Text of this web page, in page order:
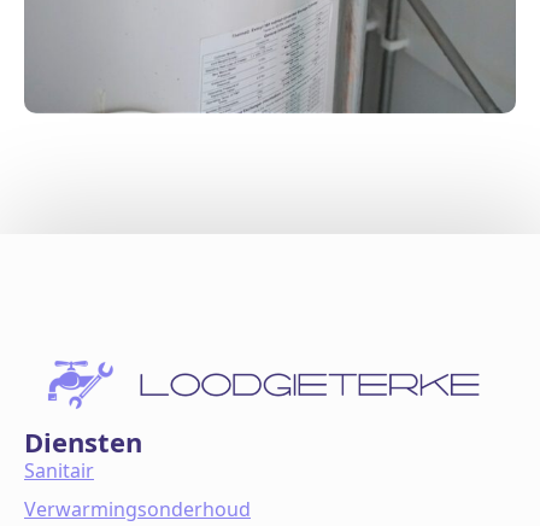
Diensten
Sanitair
Verwarmingsonderhoud